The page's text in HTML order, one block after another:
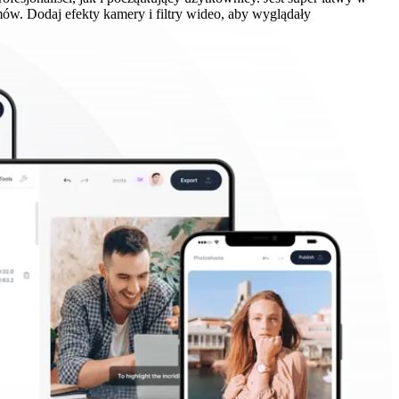
Dodaj efekty kamery i filtry wideo, aby wyglądały